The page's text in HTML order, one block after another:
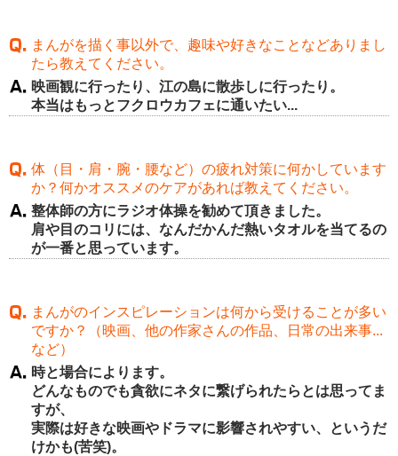
まんがを描く事以外で、趣味や好きなことなどありまし
たら教えてください。
映画観に行ったり、江の島に散歩しに行ったり。
本当はもっとフクロウカフェに通いたい...
体（目・肩・腕・腰など）の疲れ対策に何かしています
か？何かオススメのケアがあれば教えてください。
整体師の方にラジオ体操を勧めて頂きました。
肩や目のコリには、なんだかんだ熱いタオルを当てるの
が一番と思っています。
まんがのインスピレーションは何から受けることが多い
ですか？（映画、他の作家さんの作品、日常の出来事...
など）
時と場合によります。
どんなものでも貪欲にネタに繋げられたらとは思ってま
すが、
実際は好きな映画やドラマに影響されやすい、というだ
けかも(苦笑)。